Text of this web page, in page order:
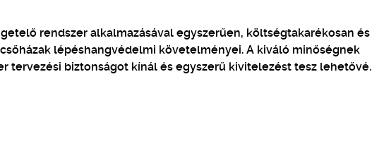
rendszer alkalmazásával egyszerűen, költségtakarékosan és
lépéshangvédelmi követelményei. A kiváló minőségnek
tervezési biztonságot kínál és egyszerű kivitelezést tesz lehetővé.